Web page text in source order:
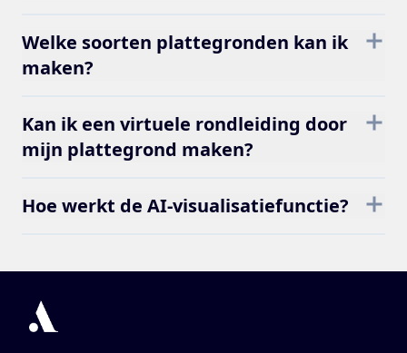
Welke soorten plattegronden kan ik
maken?
Kan ik een virtuele rondleiding door
mijn plattegrond maken?
Hoe werkt de AI-visualisatiefunctie?